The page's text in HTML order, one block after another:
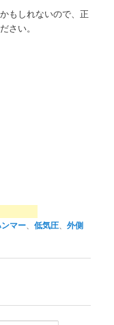
もしれないので、正
さい。
マー 、低気圧 、外側